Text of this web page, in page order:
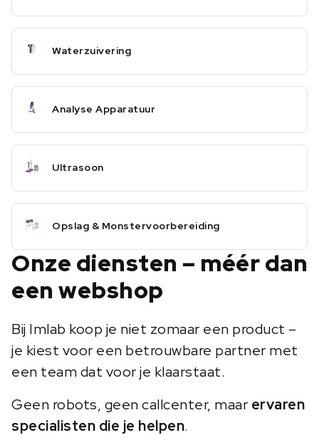
Waterzuivering
Analyse Apparatuur
Ultrasoon
Opslag & Monstervoorbereiding
Onze diensten – méér dan
een webshop
Bij Imlab koop je niet zomaar een product –
je kiest voor een betrouwbare partner met
een team dat voor je klaarstaat.
Geen robots, geen callcenter, maar ervaren
specialisten die je helpen.